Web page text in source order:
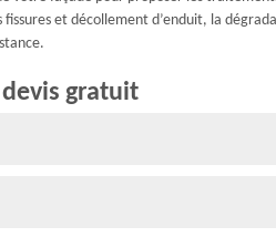
fissures et décollement d’enduit, la
gratuit